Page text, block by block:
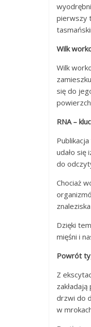
pierwszy
Wilk
Wilk
się do
RNA –
udało się
do
Chociaż
Dzięki
mięśni i
Powrót
Z
drzwi do
w